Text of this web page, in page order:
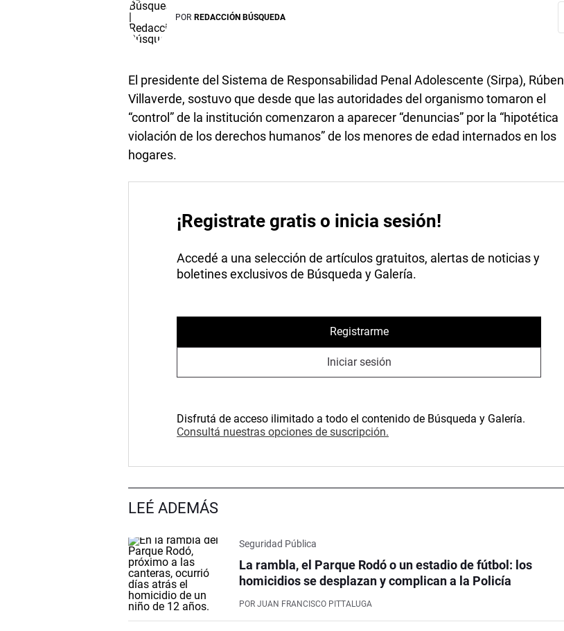
POR REDACCIÓN BÚSQUEDA
El presidente del Sistema de Responsabilidad Penal Adolescente (Sirpa), Rúben
Villaverde, sostuvo que desde que las autoridades del organismo tomaron el
“control” de la institución comenzaron a aparecer “denuncias” por la “hipotética
violación de los derechos humanos” de los menores de edad internados en los
hogares.
¡Registrate gratis o inicia sesión!
Accedé a una selección de artículos gratuitos, alertas de noticias y
boletines exclusivos de Búsqueda y Galería.
Registrarme
Iniciar sesión
Disfrutá de acceso ilimitado a todo el contenido de Búsqueda y Galería.
Consultá nuestras opciones de suscripción.
LEÉ ADEMÁS
Seguridad Pública
La rambla, el Parque Rodó o un estadio de fútbol: los
homicidios se desplazan y complican a la Policía
POR JUAN FRANCISCO PITTALUGA